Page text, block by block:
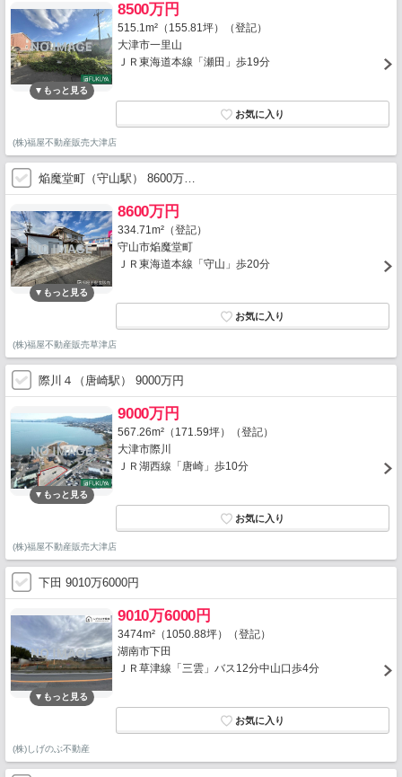
8500万円
515.1m²（155.81坪）（登記）
大津市一里山
ＪＲ東海道本線「瀬田」歩19分
(株)福屋不動産販売大津店
焔魔堂町（守山駅） 8600万…
8600万円
334.71m²（登記）
守山市焔魔堂町
ＪＲ東海道本線「守山」歩20分
(株)福屋不動産販売草津店
際川４（唐崎駅） 9000万円
9000万円
567.26m²（171.59坪）（登記）
大津市際川
ＪＲ湖西線「唐崎」歩10分
(株)福屋不動産販売大津店
下田 9010万6000円
9010万6000円
3474m²（1050.88坪）（登記）
湖南市下田
ＪＲ草津線「三雲」バス12分中山口歩4分
(株)しげのぶ不動産